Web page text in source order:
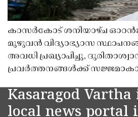
കാസർകോട് ശനിയാഴ്ച ഓറൻജ്
മുഴുവൻ വിദ്യാഭ്യാസ
അവധി പ്രഖ്യാപിച്ചു,
പ്രവർത്തനങ്ങൾക്ക്
Kasaragod
local news portal